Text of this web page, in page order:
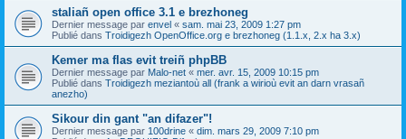
staliañ open office 3.1 e brezhoneg
Dernier message par envel « sam. mai 23, 2009 1:27 pm
Publié dans Troidigezh OpenOffice.org e brezhoneg (1.1.x, 2.x ha 3.x)
Kemer ma flas evit treiñ phpBB
Dernier message par Malo-net « mer. avr. 15, 2009 10:15 pm
Publié dans Troidigezh meziantoù all (frank a wirioù evit an darn vrasañ
anezho)
Sikour din gant "an difazer"!
Dernier message par 100drine « dim. mars 29, 2009 7:10 pm